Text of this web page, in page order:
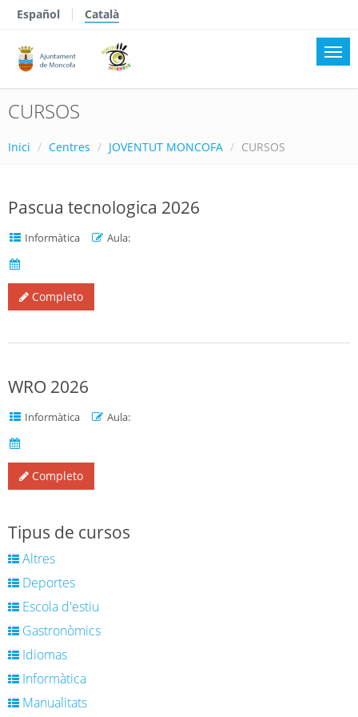
Español Català
CURSOS
Inici Centres JOVENTUT MONCOFA CURSOS
Pascua tecnologica 2026
Informàtica Aula:
Completo
WRO 2026
Informàtica Aula:
Completo
Tipus de cursos
Altres
Deportes
Escola d'estiu
Gastronòmics
Idiomas
Informàtica
Manualitats